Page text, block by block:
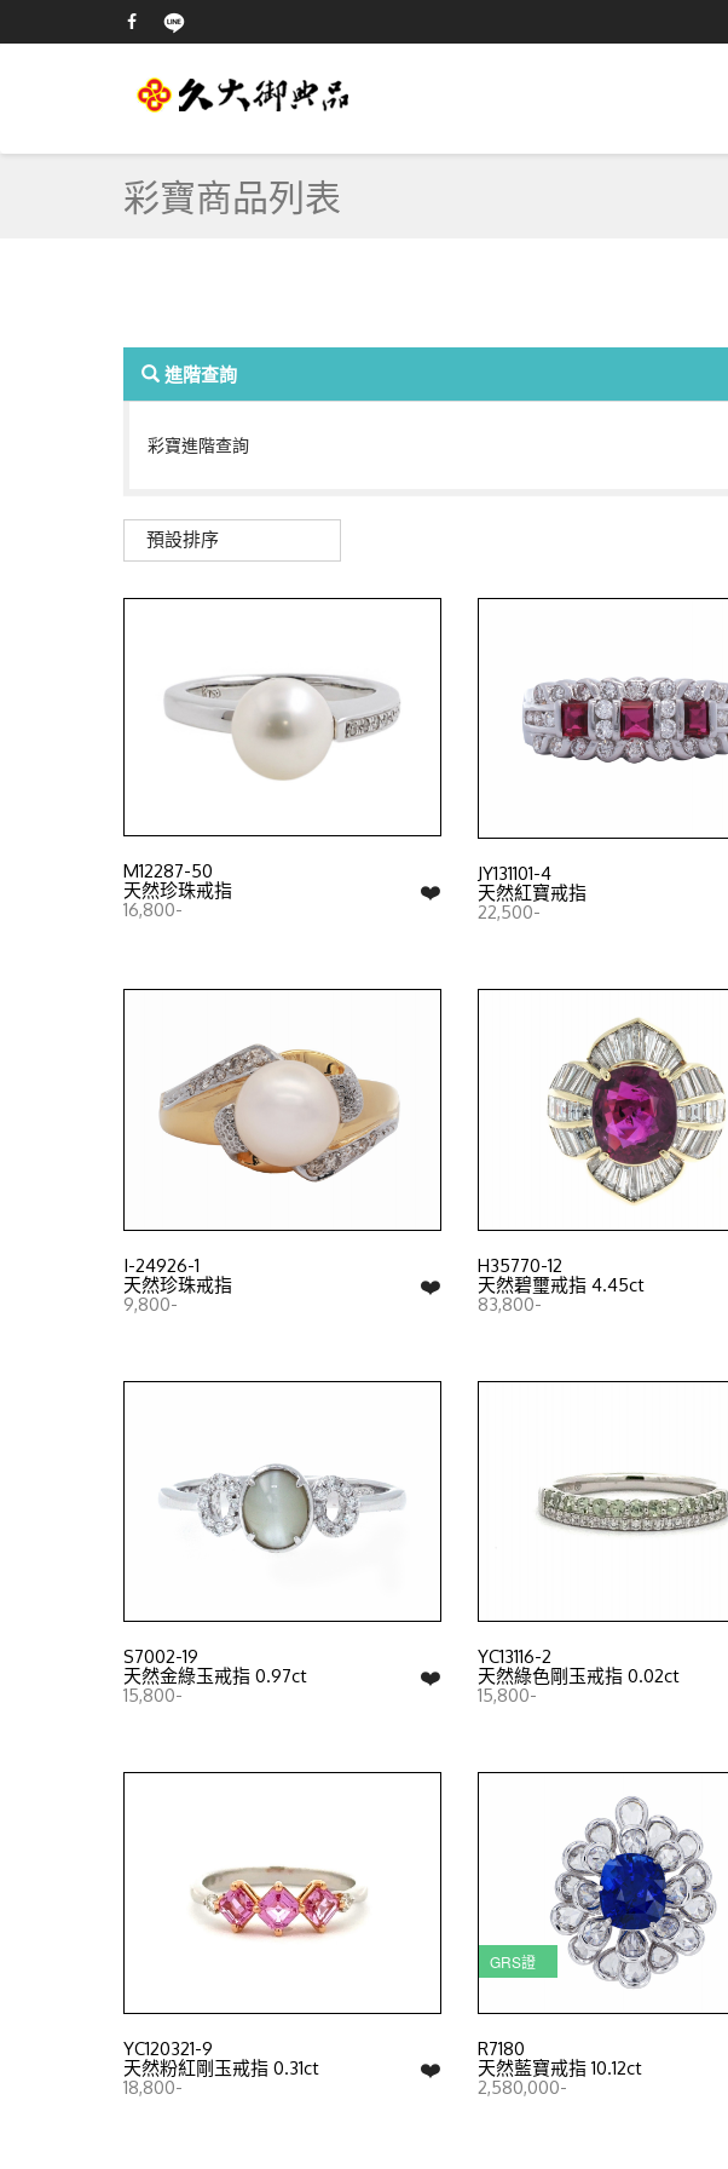
彩寶商品列表
進階查詢
彩寶進階查詢
預設排序
M12287-50
❤️
天然珍珠戒指
16,800-
JY131101-4
天然紅寶戒指
22,500-
I-24926-1
❤️
天然珍珠戒指
9,800-
H35770-12
天然碧璽戒指 4.45ct
83,800-
S7002-19
❤️
天然金綠玉戒指 0.97ct
15,800-
YC13116-2
天然綠色剛玉戒指 0.02ct
15,800-
YC120321-9
❤️
天然粉紅剛玉戒指 0.31ct
18,800-
GRS證
R7180
天然藍寶戒指 10.12ct
2,580,000-